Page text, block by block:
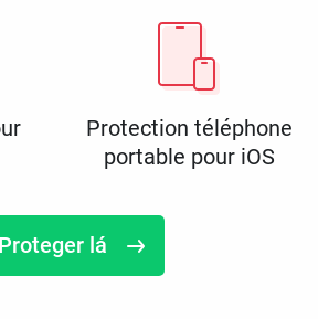
Protection téléphone
portable pour iOS
Proteger lá